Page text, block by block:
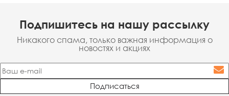
Подпишитесь на нашу рассылку
Никакого спама, только важная информация о
новостях и акциях